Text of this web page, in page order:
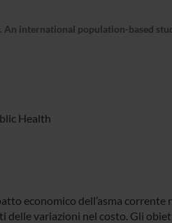
international population-based
Health
economico dell’asma corrente
delle variazioni nel costo. Gli